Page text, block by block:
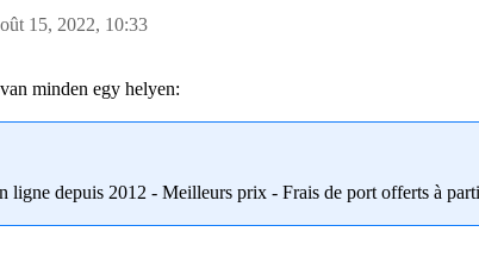
15, 2022, 10:33
minden egy helyen:
ligne depuis 2012 - Meilleurs prix - Frais de port offerts à